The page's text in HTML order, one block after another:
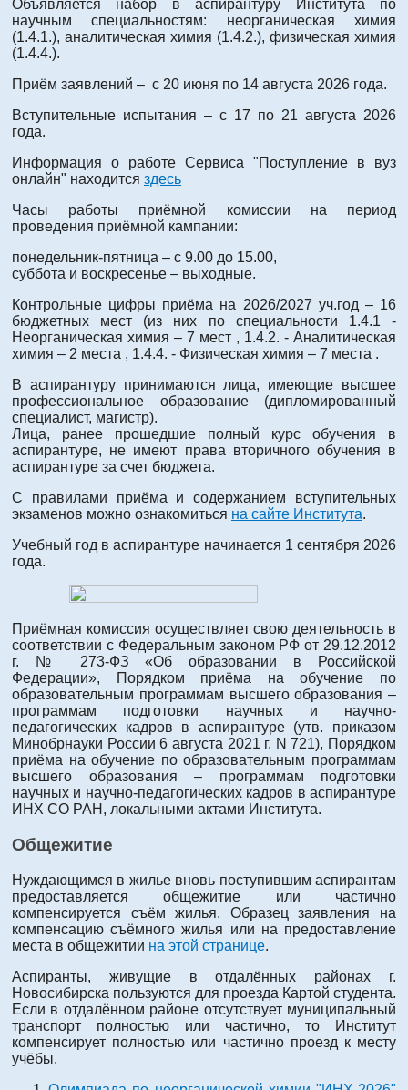
Объявляется набор в аспирантуру Института по
научным специальностям: неорганическая химия
(1.4.1.), аналитическая химия (1.4.2.), физическая химия
(1.4.4.).
Приём заявлений – с 20 июня по 14 августа 2026 года.
Вступительные испытания – с 17 по 21 августа 2026
года.
Информация о работе Сервиса "Поступление в вуз
онлайн" находится здесь
Часы работы приёмной комиссии на период
проведения приёмной кампании:
понедельник-пятница – с 9.00 до 15.00,
суббота и воскресенье – выходные.
Контрольные цифры приёма на 2026/2027 уч.год – 16
бюджетных мест (из них по специальности 1.4.1 -
Неорганическая химия – 7 мест , 1.4.2. - Аналитическая
химия – 2 места , 1.4.4. - Физическая химия – 7 места .
В аспирантуру принимаются лица, имеющие высшее
профессиональное образование (дипломированный
специалист, магистр).
Лица, ранее прошедшие полный курс обучения в
аспирантуре, не имеют права вторичного обучения в
аспирантуре за счет бюджета.
С правилами приёма и содержанием вступительных
экзаменов можно ознакомиться на сайте Института.
Учебный год в аспирантуре начинается 1 сентября 2026
года.
Приёмная комиссия осуществляет свою деятельность в
соответствии с Федеральным законом РФ от 29.12.2012
г. № 273-ФЗ «Об образовании в Российской
Федерации», Порядком приёма на обучение по
образовательным программам высшего образования –
программам подготовки научных и научно-
педагогических кадров в аспирантуре (утв. приказом
Минобрнауки России 6 августа 2021 г. N 721), Порядком
приёма на обучение по образовательным программам
высшего образования – программам подготовки
научных и научно-педагогических кадров в аспирантуре
ИНХ СО РАН, локальными актами Института.
Общежитие
Нуждающимся в жилье вновь поступившим аспирантам
предоставляется общежитие или частично
компенсируется съём жилья. Образец заявления на
компенсацию съёмного жилья или на предоставление
места в общежитии на этой странице.
Аспиранты, живущие в отдалённых районах г.
Новосибирска пользуются для проезда Картой студента.
Если в отдалённом районе отсутствует муниципальный
транспорт полностью или частично, то Институт
компенсирует полностью или частично проезд к месту
учёбы.